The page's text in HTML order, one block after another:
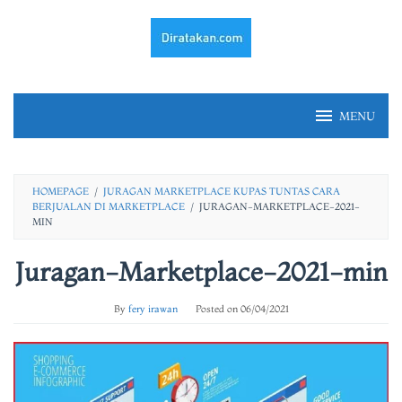
MENU
HOMEPAGE / JURAGAN MARKETPLACE KUPAS TUNTAS CARA
BERJUALAN DI MARKETPLACE / JURAGAN-MARKETPLACE-2021-
MIN
Juragan-Marketplace-2021-min
By fery irawan Posted on 06/04/2021